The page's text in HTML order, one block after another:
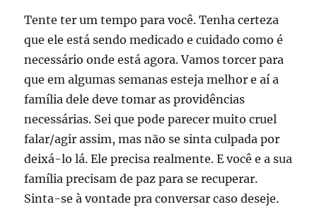
Tente ter um tempo para você. Tenha certeza
que ele está sendo medicado e cuidado como é
necessário onde está agora. Vamos torcer para
que em algumas semanas esteja melhor e aí a
família dele deve tomar as providências
necessárias. Sei que pode parecer muito cruel
falar/agir assim, mas não se sinta culpada por
deixá-lo lá. Ele precisa realmente. E você e a sua
família precisam de paz para se recuperar.
Sinta-se à vontade pra conversar caso deseje.